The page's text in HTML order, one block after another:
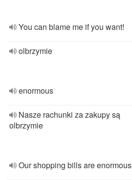
You can blame me if you want!
olbrzymie
enormous
Nasze rachunki za zakupy są
olbrzymie
Our shopping bills are enormous